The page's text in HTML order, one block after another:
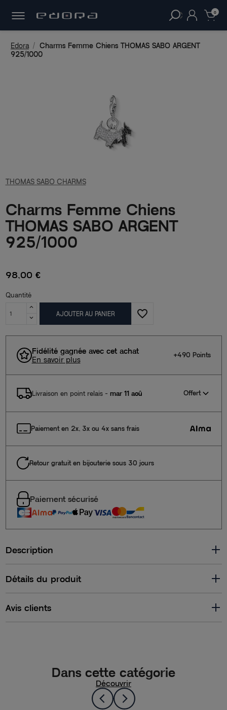
clear 0
Edora
Charms Femme Chiens THOMAS SABO ARGENT
925/1000
THOMAS SABO CHARMS
Charms Femme Chiens
THOMAS SABO ARGENT
925/1000
98,00 €
Quantité
AJOUTER AU PANIER favorite_border
Fidélité gagnée avec cet achat
En savoir plus
+490 Points
Livraison en point relais- mar 11 aoû Offert
Paiement en 2x, 3x ou 4x sans frais
Retour gratuit en bijouterie sous 30 jours
Paiement sécurisé
Description
Détails du produit
Avis clients
Dans cette catégorie
Découvrir